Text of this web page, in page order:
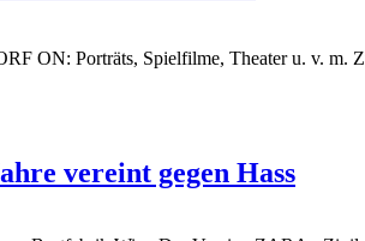
ON: Porträts, Spielfilme, Theater u. v. m.
vereint gegen Hass